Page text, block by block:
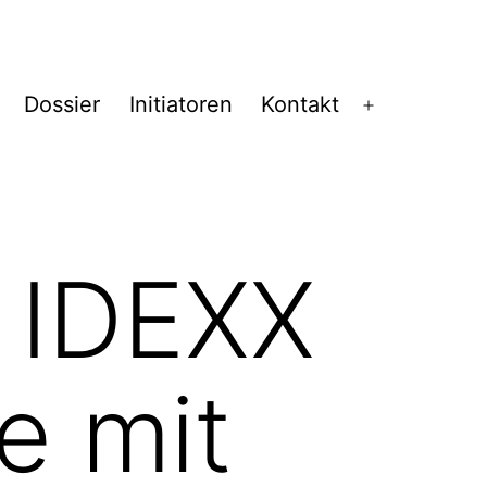
Dossier Initiatoren Kontakt
mit